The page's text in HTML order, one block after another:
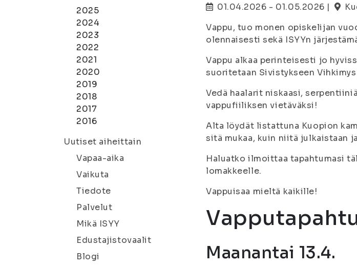
2025
2024
2023
2022
2021
2020
2019
2018
2017
2016
Uutiset aiheittain
Vapaa-aika
Vaikuta
Tiedote
Palvelut
Mikä ISYY
Edustajistovaalit
Blogi
01.04.2026 - 01.05.2026 |
Vappu, tuo monen opiskelijan
olennaisesti sekä ISYYn
Vappu alkaa perinteisesti jo
suoritetaan Sivistykseen
Vedä haalarit niskaasi,
vappufiiliksen vietäväksi!
Alta löydät listattuna Kuopion
sitä mukaa, kuin niitä julkaistaan
Haluatko ilmoittaa tapahtumasi
lomakkeelle.
Vappuisaa mieltä kaikille!
Maanantai 13.4.